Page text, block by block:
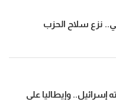
نزع سلاح الحزب
إسرائيل.. وإيطاليا على